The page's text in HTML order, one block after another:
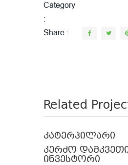
Category
Share
Related
კატერპილარი
კერძო
ინვესტორი